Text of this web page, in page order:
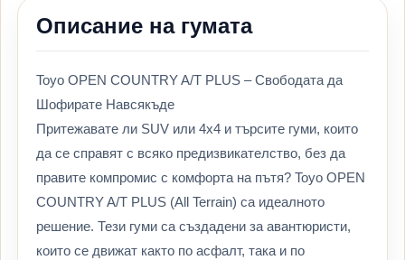
Описание на гумата
Toyo OPEN COUNTRY A/T PLUS – Свободата да
Шофирате Навсякъде
Притежавате ли SUV или 4х4 и търсите гуми, които
да се справят с всяко предизвикателство, без да
правите компромис с комфорта на пътя? Toyo OPEN
COUNTRY A/T PLUS (All Terrain) са идеалното
решение. Тези гуми са създадени за авантюристи,
които се движат както по асфалт, така и по